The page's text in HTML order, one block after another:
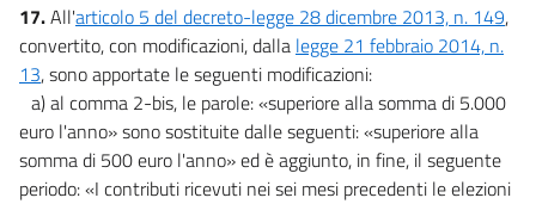
17.All'articolo 5 del decreto-legge 28 dicembre 2013, n. 149,
convertito, con modificazioni, dalla legge 21 febbraio 2014, n.
13, sono apportate le seguenti modificazioni:
a) al comma 2-bis, le parole: «superiore alla somma di 5.000
euro l'anno» sono sostituite dalle seguenti: «superiore alla
somma di 500 euro l'anno» ed è aggiunto, in fine, il seguente
periodo: «I contributi ricevuti nei sei mesi precedenti le elezioni